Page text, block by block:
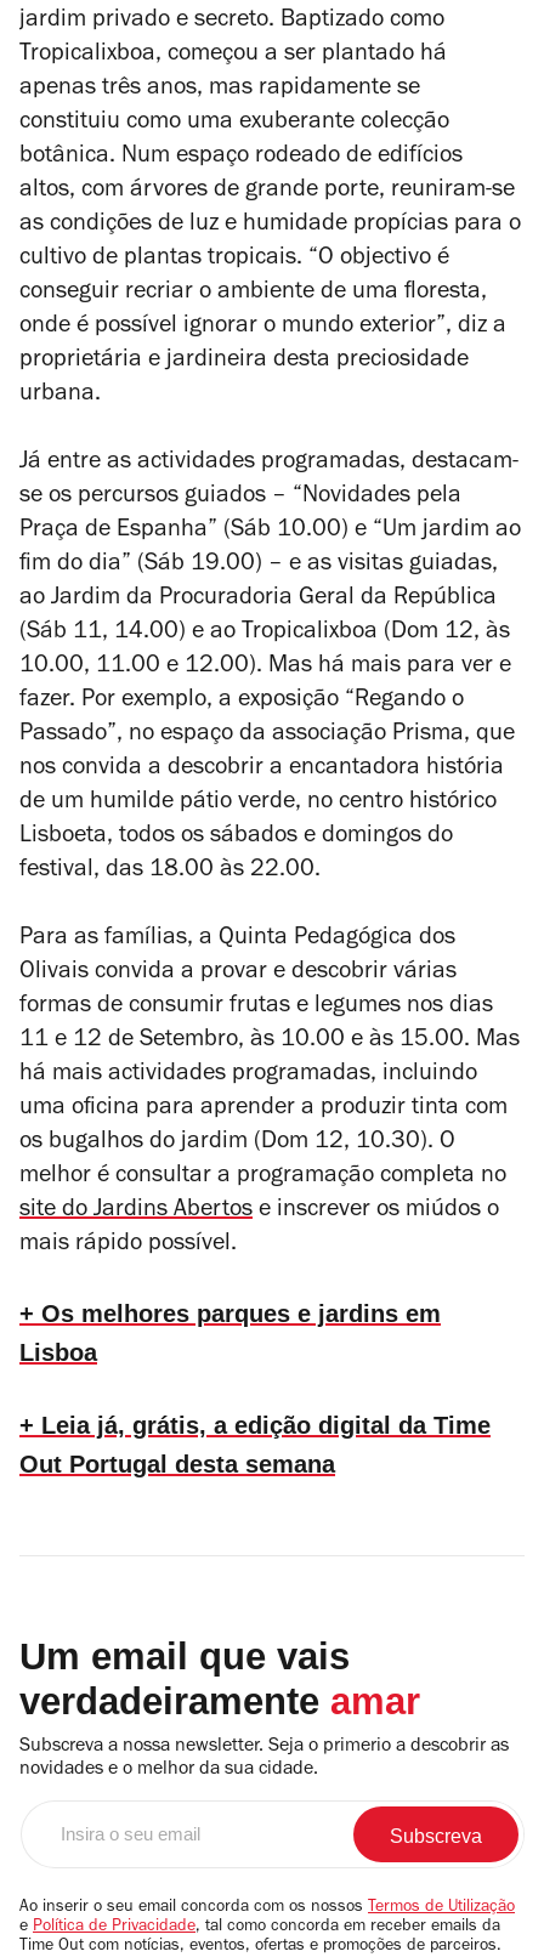
jardim privado e secreto. Baptizado como
Tropicalixboa, começou a ser plantado há
apenas três anos, mas rapidamente se
constituiu como uma exuberante colecção
botânica. Num espaço rodeado de edifícios
altos, com árvores de grande porte, reuniram-se
as condições de luz e humidade propícias para o
cultivo de plantas tropicais. “O objectivo é
conseguir recriar o ambiente de uma floresta,
onde é possível ignorar o mundo exterior”, diz a
proprietária e jardineira desta preciosidade
urbana.
Já entre as actividades programadas, destacam-
se os percursos guiados – “Novidades pela
Praça de Espanha” (Sáb 10.00) e “Um jardim ao
fim do dia” (Sáb 19.00) – e as visitas guiadas,
ao Jardim da Procuradoria Geral da República
(Sáb 11, 14.00) e ao Tropicalixboa (Dom 12, às
10.00, 11.00 e 12.00). Mas há mais para ver e
fazer. Por exemplo, a exposição “Regando o
Passado”, no espaço da associação Prisma, que
nos convida a descobrir a encantadora história
de um humilde pátio verde, no centro histórico
Lisboeta, todos os sábados e domingos do
festival, das 18.00 às 22.00.
Para as famílias, a Quinta Pedagógica dos
Olivais convida a provar e descobrir várias
formas de consumir frutas e legumes nos dias
11 e 12 de Setembro, às 10.00 e às 15.00. Mas
há mais actividades programadas, incluindo
uma oficina para aprender a produzir tinta com
os bugalhos do jardim (Dom 12, 10.30). O
melhor é consultar a programação completa no
site do Jardins Abertos e inscrever os miúdos o
mais rápido possível.
+ Os melhores parques e jardins em
Lisboa
+ Leia já, grátis, a edição digital da Time
Out Portugal desta semana
Um email que vais
verdadeiramente amar
Subscreva a nossa newsletter. Seja o primerio a descobrir as
novidades e o melhor da sua cidade.
email
Ao inserir o seu email concorda com os nossos Termos de Utilização
e Política de Privacidade, tal como concorda em receber emails da
Time Out com notícias, eventos, ofertas e promoções de parceiros.